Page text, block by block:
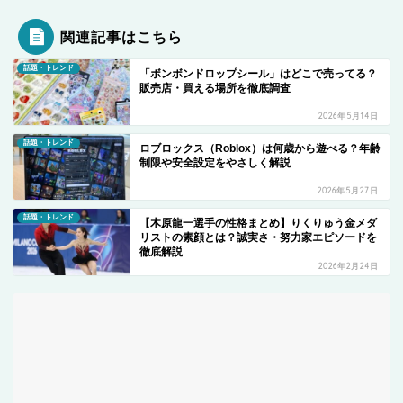
関連記事はこちら
話題・トレンド
「ボンボンドロップシール」はどこで売ってる？
販売店・買える場所を徹底調査
2026年5月14日
話題・トレンド
ロブロックス（Roblox）は何歳から遊べる？年齢
制限や安全設定をやさしく解説
2026年5月27日
話題・トレンド
【木原龍一選手の性格まとめ】りくりゅう金メダ
リストの素顔とは？誠実さ・努力家エピソードを
徹底解説
2026年2月24日